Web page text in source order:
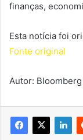
finanças,
Esta notícia foi
Fonte original
Autor: Bloomberg